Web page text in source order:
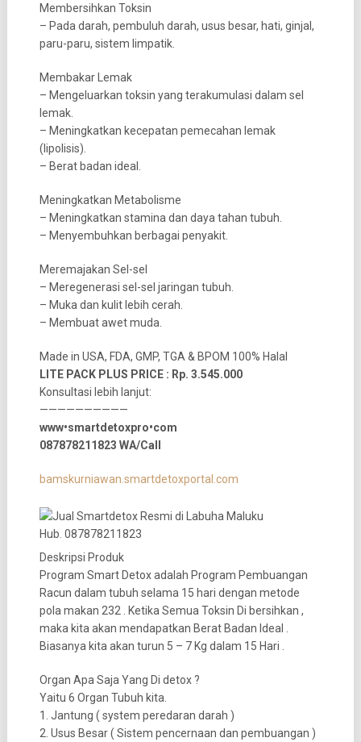
Membersihkan Toksin
– Pada darah, pembuluh darah, usus besar, hati, ginjal,
paru-paru, sistem limpatik.
Membakar Lemak
– Mengeluarkan toksin yang terakumulasi dalam sel
lemak.
– Meningkatkan kecepatan pemecahan lemak
(lipolisis).
– Berat badan ideal.
Meningkatkan Metabolisme
– Meningkatkan stamina dan daya tahan tubuh.
– Menyembuhkan berbagai penyakit.
Meremajakan Sel-sel
– Meregenerasi sel-sel jaringan tubuh.
– Muka dan kulit lebih cerah.
– Membuat awet muda.
Made in USA, FDA, GMP, TGA & BPOM 100% Halal
LITE PACK PLUS PRICE : Rp. 3.545.000
Konsultasi lebih lanjut:
——————————
www•smartdetoxpro•com
087878211823 WA/Call
bamskurniawan.smartdetoxportal.com
Deskripsi Produk
Program Smart Detox adalah Program Pembuangan
Racun dalam tubuh selama 15 hari dengan metode
pola makan 232 . Ketika Semua Toksin Di bersihkan ,
maka kita akan mendapatkan Berat Badan Ideal .
Biasanya kita akan turun 5 – 7 Kg dalam 15 Hari .
Organ Apa Saja Yang Di detox ?
Yaitu 6 Organ Tubuh kita.
1. Jantung ( system peredaran darah )
2. Usus Besar ( Sistem pencernaan dan pembuangan )